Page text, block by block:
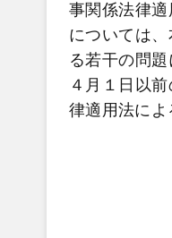
事関係法律
については
る若干の問
４月１日以
律適用法によ